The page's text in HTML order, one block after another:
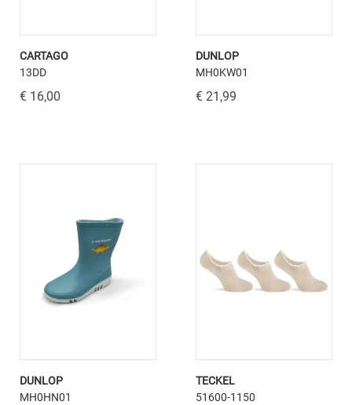
CARTAGO
13DD
€ 16,00
DUNLOP
MH0KW01
€ 21,99
DUNLOP
MH0HN01
TECKEL
51600-1150